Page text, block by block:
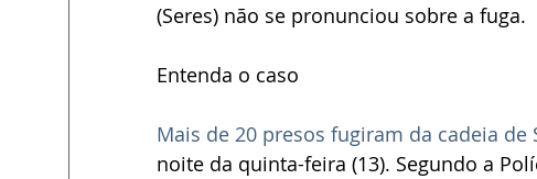
(Seres) não se pronunciou sobre a fuga.
Entenda o caso
Mais de 20 presos fugiram da cadeia de
noite da quinta-feira (13). Segundo a